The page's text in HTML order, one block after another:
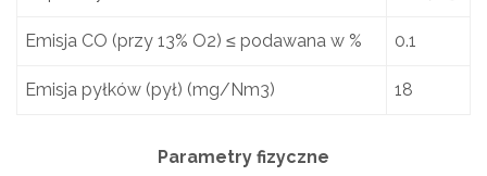
Emisja CO (przy 13% O2) ≤ podawana w % 0.1
Emisja pyłków (pył) (mg/Nm3) 18
Parametry fizyczne